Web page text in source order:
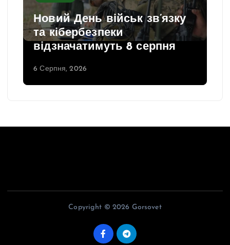
Новий День військ зв’язку
та кібербезпеки
відзначатимуть 8 серпня
6 Серпня, 2026
Copyright © 2026 Gorsovet